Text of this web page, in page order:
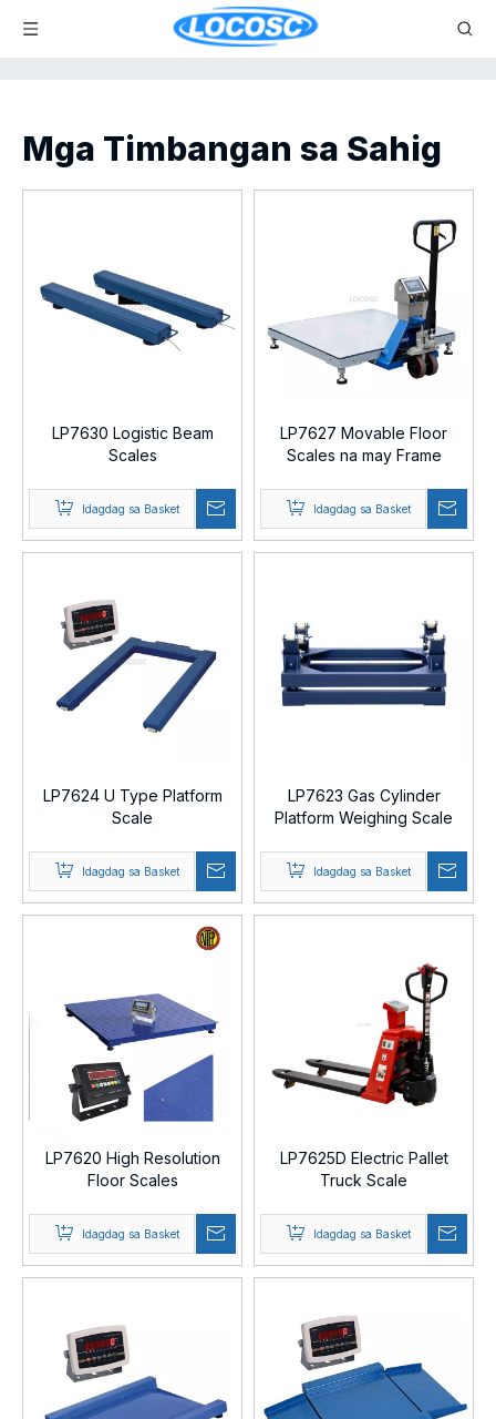
Mga Timbangan sa Sahig
LP7630 Logistic Beam
Scales
Idagdag sa Basket
LP7627 Movable Floor
Scales na may Frame
Idagdag sa Basket
LP7624 U Type Platform
Scale
Idagdag sa Basket
LP7623 Gas Cylinder
Platform Weighing Scale
Idagdag sa Basket
LP7620 High Resolution
Floor Scales
Idagdag sa Basket
LP7625D Electric Pallet
Truck Scale
Idagdag sa Basket